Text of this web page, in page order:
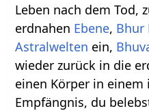
Leben nach dem Tod,
erdnahen Ebene, Bhur
Astralwelten ein,
wieder zurück in die
einen Körper in
Empfängnis, du